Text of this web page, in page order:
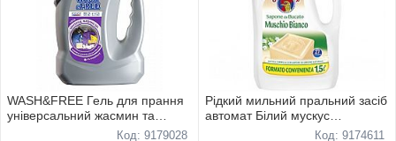
WASH&FREE Гель для прання
універсальний жасмин та
лаванда з марсельськимКод: 9179028
Рідкий мильний пральний засіб
автомат Білий мускус
ChanteClair 1.5 л. 27 прань
Код: 9174611